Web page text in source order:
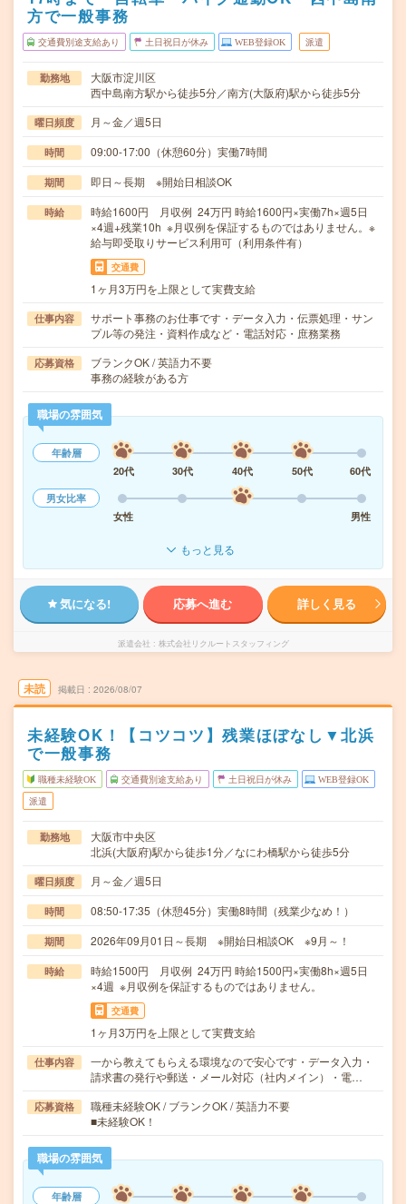
方で一般事務
交通費別途支給あり 土日祝日が休み WEB登録OK 派遣
勤務地
大阪市淀川区
西中島南方駅から徒歩5分／南方(大阪府)駅から徒歩5分
曜日頻度 月～金／週5日
時間 09:00-17:00（休憩60分）実働7時間
期間 即日～長期 ※開始日相談OK
時給
時給1600円 月収例 24万円 時給1600円×実働7h×週5日
×4週+残業10h ※月収例を保証するものではありません。※
給与即受取りサービス利用可（利用条件有）
交通費
1ヶ月3万円を上限として実費支給
仕事内容
サポート事務のお仕事です・データ入力・伝票処理・サン
プル等の発注・資料作成など・電話対応・庶務業務
応募資格
ブランクOK / 英語力不要
事務の経験がある方
職場の雰囲気
年齢層
20代
30代 40代 50代
60代
男女比率
女性
男性
もっと見る
気になる! 応募へ進む 詳しく見る
派遣会社 株式会社リクルートスタッフィング
未読 掲載日 2026/08/07
未経験OK！【コツコツ】残業ほぼなし▼北浜
で一般事務
職種未経験OK 交通費別途支給あり 土日祝日が休み WEB登録OK
派遣
勤務地
大阪市中央区
北浜(大阪府)駅から徒歩1分／なにわ橋駅から徒歩5分
曜日頻度 月～金／週5日
時間 08:50-17:35（休憩45分）実働8時間（残業少なめ！）
期間 2026年09月01日～長期 ※開始日相談OK ※9月～！
時給
時給1500円 月収例 24万円 時給1500円×実働8h×週5日
×4週 ※月収例を保証するものではありません。
交通費
1ヶ月3万円を上限として実費支給
仕事内容
一から教えてもらえる環境なので安心です・データ入力・
請求書の発行や郵送・メール対応（社内メイン）・電…
応募資格
職種未経験OK / ブランクOK / 英語力不要
■未経験OK！
職場の雰囲気
年齢層